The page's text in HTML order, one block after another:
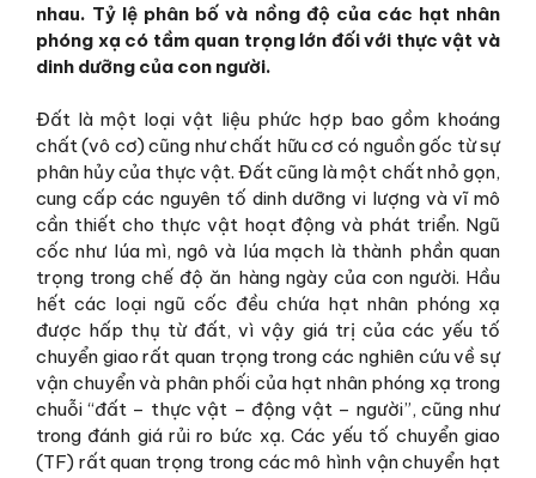
nhau. Tỷ lệ phân bố và nồng độ của các hạt nhân
phóng xạ có tầm quan trọng lớn đối với thực vật và
dinh dưỡng của con người.
Đất là một loại vật liệu phức hợp bao gồm khoáng
chất (vô cơ) cũng như chất hữu cơ có nguồn gốc từ sự
phân hủy của thực vật. Đất cũng là một chất nhỏ gọn,
cung cấp các nguyên tố dinh dưỡng vi lượng và vĩ mô
cần thiết cho thực vật hoạt động và phát triển. Ngũ
cốc như lúa mì, ngô và lúa mạch là thành phần quan
trọng trong chế độ ăn hàng ngày của con người. Hầu
hết các loại ngũ cốc đều chứa hạt nhân phóng xạ
được hấp thụ từ đất, vì vậy giá trị của các yếu tố
chuyển giao rất quan trọng trong các nghiên cứu về sự
vận chuyển và phân phối của hạt nhân phóng xạ trong
chuỗi “đất – thực vật – động vật – người”, cũng như
trong đánh giá rủi ro bức xạ. Các yếu tố chuyển giao
(TF) rất quan trọng trong các mô hình vận chuyển hạt